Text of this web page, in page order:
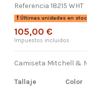
Referencia 18215 WHT
Últimas unidades en
105,00 €
Impuestos incluidos
Camiseta Mitchell &
Tallaje
Color